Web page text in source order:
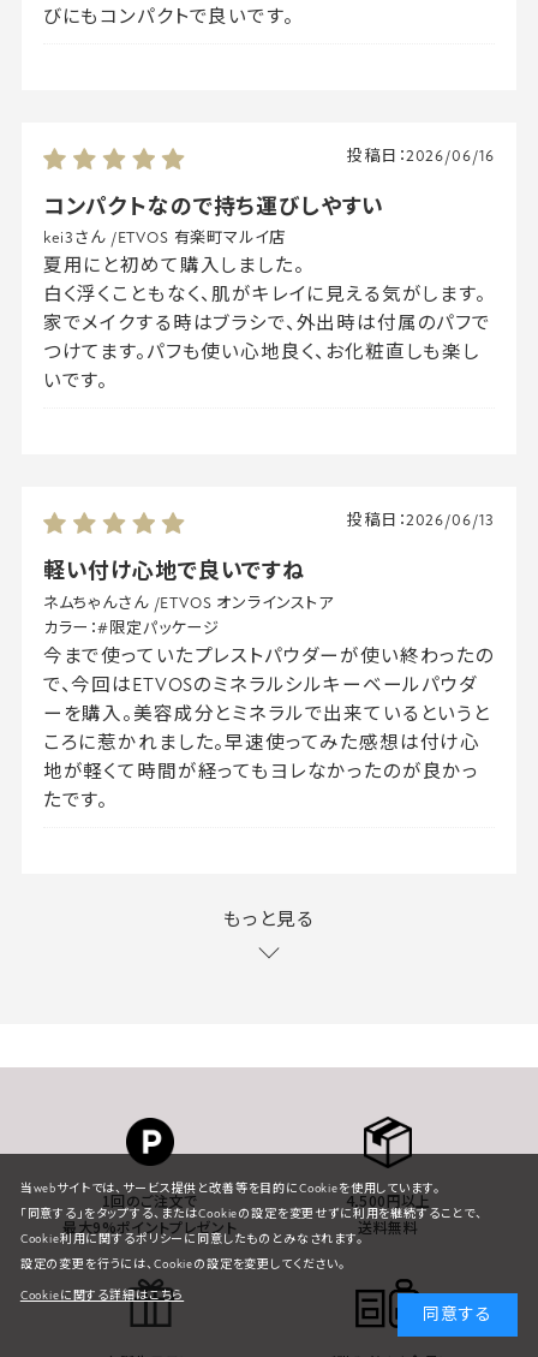
びにもコンパクトで良いです。
コンパクトなので持ち運びしやすい
投稿日：2026/06/16
kei3さん /ETVOS 有楽町マルイ店
夏用にと初めて購入しました。
白く浮くこともなく、肌がキレイに見える気がします。
家でメイクする時はブラシで、外出時は付属のパフで
つけてます。パフも使い心地良く、お化粧直しも楽し
いです。
軽い付け心地で良いですね
投稿日：2026/06/13
ネムちゃんさん /ETVOS オンラインストア
カラー：#限定パッケージ
今まで使っていたプレストパウダーが使い終わったの
で、今回はETVOSのミネラルシルキーベールパウダ
ーを購入。美容成分とミネラルで出来ているというと
ころに惹かれました。早速使ってみた感想は付け心
地が軽くて時間が経ってもヨレなかったのが良かっ
たです。
もっと見る
1回のご注文で
最大9%ポイントプレゼント
4,500円以上
送料無料
当webサイトでは、サービス提供と改善等を目的にCookieを使用しています。
「同意する」をタップする、またはCookieの設定を変更せずに利用を継続することで、
Cookie利用に関するポリシーに同意したものとみなされます。
設定の変更を行うには、Cookieの設定を変更してください。
Cookieに関する詳細はこちら
同意する